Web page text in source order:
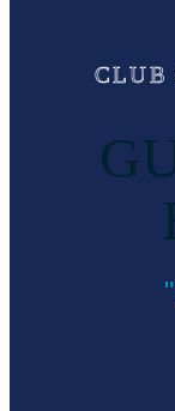
CLUB